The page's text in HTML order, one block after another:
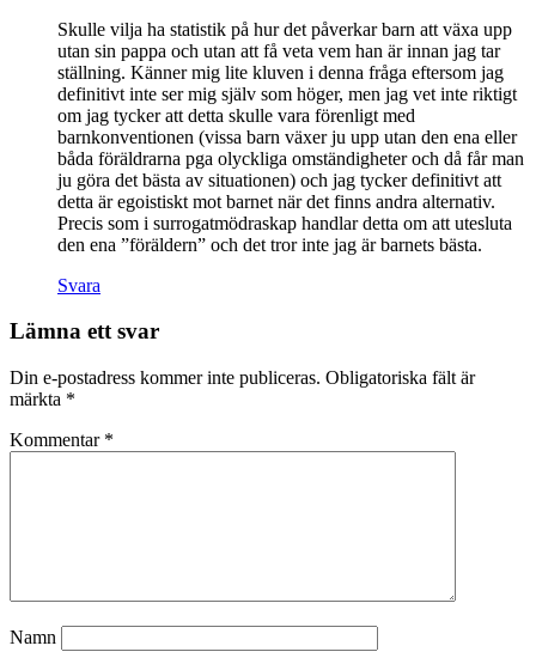
Skulle vilja ha statistik på hur det påverkar barn att växa upp
utan sin pappa och utan att få veta vem han är innan jag tar
ställning. Känner mig lite kluven i denna fråga eftersom jag
definitivt inte ser mig själv som höger, men jag vet inte riktigt
om jag tycker att detta skulle vara förenligt med
barnkonventionen (vissa barn växer ju upp utan den ena eller
båda föräldrarna pga olyckliga omständigheter och då får man
ju göra det bästa av situationen) och jag tycker definitivt att
detta är egoistiskt mot barnet när det finns andra alternativ.
Precis som i surrogatmödraskap handlar detta om att utesluta
den ena ”föräldern” och det tror inte jag är barnets bästa.
Svara
Lämna ett svar
Din e-postadress kommer inte publiceras. Obligatoriska fält är
märkta *
Kommentar *
Namn